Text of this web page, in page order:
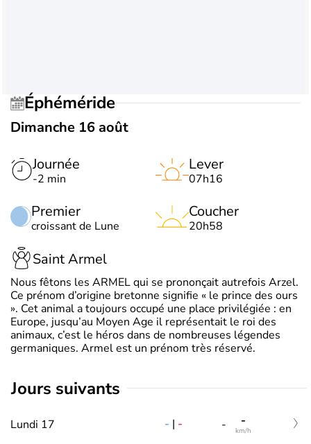
Éphéméride
Dimanche 16 août
Journée
-2 min
Premier
croissant de Lune
Lever
07h16
Coucher
20h58
Saint Armel
Nous fêtons les ARMEL qui se prononçait autrefois Arzel.
Ce prénom d’origine bretonne signifie « le prince des ours
». Cet animal a toujours occupé une place privilégiée : en
Europe, jusqu’au Moyen Age il représentait le roi des
animaux, c’est le héros dans de nombreuses légendes
germaniques. Armel est un prénom très réservé.
jours suivants
Lundi 17 - | - - -
km/h